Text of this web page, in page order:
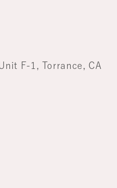
F-1, Torrance, CA